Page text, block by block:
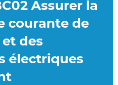
Assurer la
courante de
des
électriques